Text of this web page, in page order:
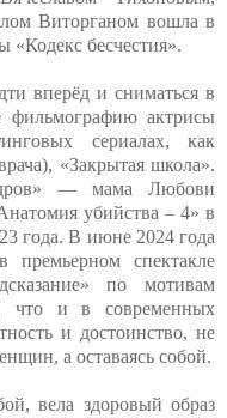
Виторганом вошла в
«Кодекс бесчестия».
вперёд и сниматься в
актрисы
сериалах, как
«Закрытая школа».
— мама Любови
убийства – 4» в
года. В июне 2024 года
спектакле
по мотивам
что и в современных
и достоинство, не
а оставаясь собой.
вела здоровый образ